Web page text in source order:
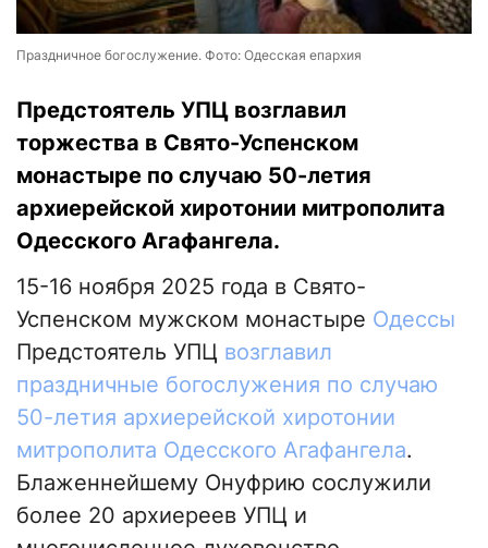
Праздничное богослужение. Фото: Одесская епархия
Предстоятель УПЦ возглавил
торжества в Свято-Успенском
монастыре по случаю 50-летия
архиерейской хиротонии митрополита
Одесского Агафангела.
15-16 ноября 2025 года в Свято-
Успенском мужском монастыре Одессы
Предстоятель УПЦ возглавил
праздничные богослужения по случаю
50-летия архиерейской хиротонии
митрополита Одесского Агафангела.
Блаженнейшему Онуфрию сослужили
более 20 архиереев УПЦ и